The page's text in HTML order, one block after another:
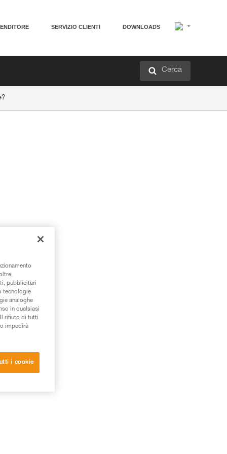
SERVIZIO CLIENTI DOWNLOADS
Cerca
pubblicitari
tecnologie
analoghe
in qualsiasi
rifiuto di tutti
impedirà
i cookie